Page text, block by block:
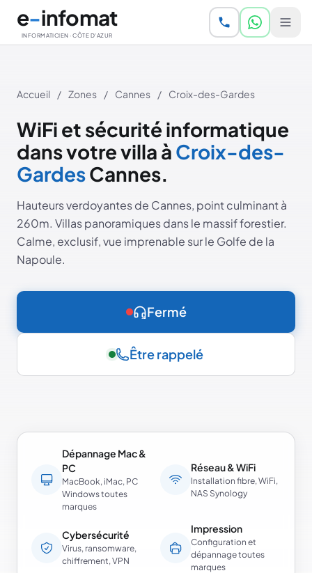
Aller au contenu principal
e-infomat
INFORMATICIEN · CÔTE D'AZUR
Accueil / Zones / Cannes / Croix-des-Gardes
WiFi et sécurité informatique
dans votre villa à Croix-des-
GardesCannes.
Hauteurs verdoyantes de Cannes, point culminant à
260m. Villas panoramiques dans le massif forestier.
Calme, exclusif, vue imprenable sur le Golfe de la
Napoule.
Fermé
Être rappelé
Dépannage Mac &
PC
MacBook, iMac, PC
Windows toutes
marques
Réseau & WiFi
Installation fibre, WiFi,
NAS Synology
Cybersécurité
Virus, ransomware,
chiffrement, VPN
Impression
Configuration et
dépannage toutes
marques